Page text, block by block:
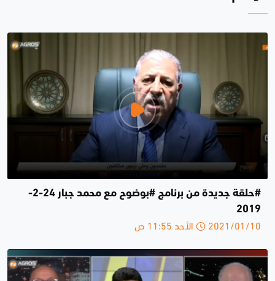
#حلقة جديدة من برنامج #بوضوح مع محمد جبار 24-2-
2019
2021/01/10 الأحد 11:55 ص